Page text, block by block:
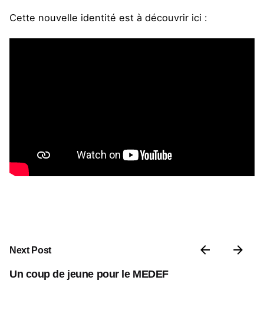
Cette nouvelle identité est à découvrir ici :
Next Post
Un coup de jeune pour le MEDEF